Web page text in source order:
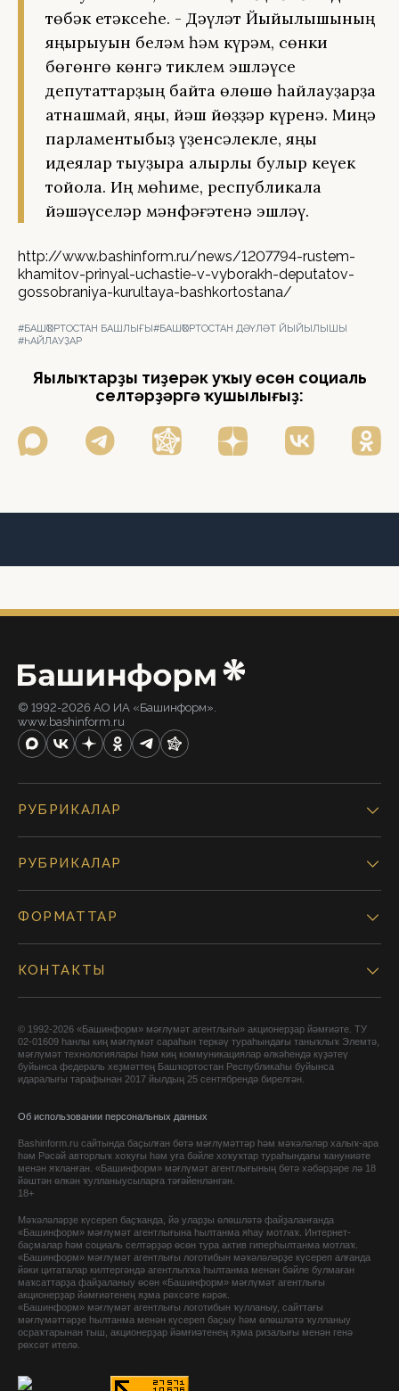
төбәк етәксеһе. - Дәүләт Йыйылышының
яңырыуын беләм һәм күрәм, сөнки
бөгөнгө көнгә тиклем эшләүсе
депутаттарҙың байтаҡ өлөшө һайлауҙарҙа
ҡатнашмай, яңы, йәш йөҙҙәр күренә. Миңә
парламентыбыҙ үҙенсәлекле, яңы
идеялар тыуҙыра алырлыҡ булыр кеүек
тойола. Иң мөһиме, республикала
йәшәүселәр мәнфәғәтенә эшләү.
http://www.bashinform.ru/news/1207794-rustem-
khamitov-prinyal-uchastie-v-vyborakh-deputatov-
gossobraniya-kurultaya-bashkortostana/
#БАШҠОРТОСТАН БАШЛЫҒЫ#БАШҠОРТОСТАН ДӘҮЛӘТ ЙЫЙЫЛЫШЫ
#ҺАЙЛАУҘАР
Яңылыҡтарҙы тиҙерәк уҡыу өсөн социаль
селтәрҙәргә ҡушылығыҙ:
© 1992-2026 АО ИА «Башинформ».
www.bashinform.ru
РУБРИКАЛАР
РУБРИКАЛАР
ФОРМАТТАР
КОНТАКТЫ
© 1992-2026 «Башинформ» мәғлүмәт агентлығы» акционерҙар йәмғиәте. ТУ
02-01609 һанлы киң мәғлүмәт сараһын теркәү тураһындағы таныҡлыҡ Элемтә,
мәғлүмәт технологиялары һәм киң коммуникациялар өлкәһендә күҙәтеү
буйынса федераль хеҙмәттең Башҡортостан Республикаһы буйынса
идаралығы тарафынан 2017 йылдың 25 сентябрендә бирелгән.
Об использовании персональных данных
Bashinform.ru сайтында баҫылған бөтә мәғлүмәттәр һәм мәҡәләләр халыҡ-ара
һәм Рәсәй авторлыҡ хоҡуғы һәм уға бәйле хоҡуҡтар тураһындағы ҡануниәте
менән яҡланған. «Башинформ» мәғлүмәт агентлығының бөтә хәбәрҙәре лә 18
йәштән өлкән ҡулланыусыларға тәғәйенләнгән.
18+
Мәҡәләләрҙе күсереп баҫҡанда, йә уларҙы өлөшләтә файҙаланғанда
«Башинформ» мәғлүмәт агентлығына һылтанма яһау мотлаҡ. Интернет-
баҫмалар һәм социаль селтәрҙәр өсөн тура актив гиперһылтанма мотлаҡ.
«Башинформ» мәғлүмәт агентлығы логотибын мәҡәләләрҙе күсереп алғанда
йәки цитаталар килтергәндә агентлыҡҡа һылтанма менән бәйле булмаған
маҡсаттарҙа файҙаланыу өсөн «Башинформ» мәғлүмәт агентлығы
акционерҙар йәмғиәтенең яҙма рөхсәте кәрәк.
«Башинформ» мәғлүмәт агентлығы логотибын ҡулланыу, сайттағы
мәғлүмәттәрҙе һылтанма менән күсереп баҫыу һәм өлөшләтә ҡулланыу
осраҡтарынан тыш, акционерҙар йәмғиәтенең яҙма ризалығы менән генә
рөхсәт ителә.